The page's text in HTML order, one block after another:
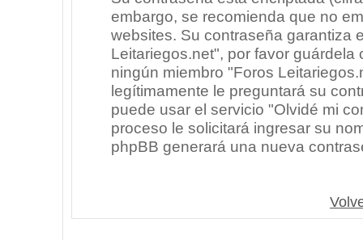
embargo, se recomienda que no
websites. Su contraseña garantiza
Leitariegos.net", por favor
ningún miembro "Foros
legítimamente le preguntará su
puede usar el servicio "Olvidé mi
proceso le solicitará ingresar su
phpBB generará una nueva